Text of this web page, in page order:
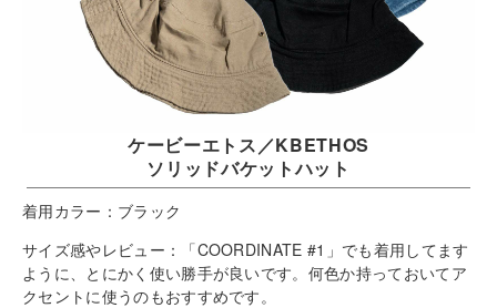
ケービーエトス／KBETHOS
ソリッドバケットハット
着用カラー： ブラック
サイズ感やレビュー：
「COORDINATE #1」でも着用してます
ように、とにかく使い勝手が良いです。何色か持っておいてア
クセントに使うのもおすすめです。